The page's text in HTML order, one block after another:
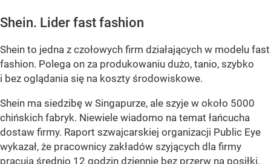
Shein. Lider fast fashion
Shein to jedna z czołowych firm działających w modelu fast
fashion. Polega on za produkowaniu dużo, tanio, szybko
i bez oglądania się na koszty środowiskowe.
Shein ma siedzibę w Singapurze, ale szyje w około 5000
chińskich fabryk. Niewiele wiadomo na temat łańcucha
dostaw firmy. Raport szwajcarskiej organizacji Public Eye
wykazał, że pracownicy zakładów szyjących dla firmy
pracują średnio 12 godzin dziennie bez przerw na posiłki,